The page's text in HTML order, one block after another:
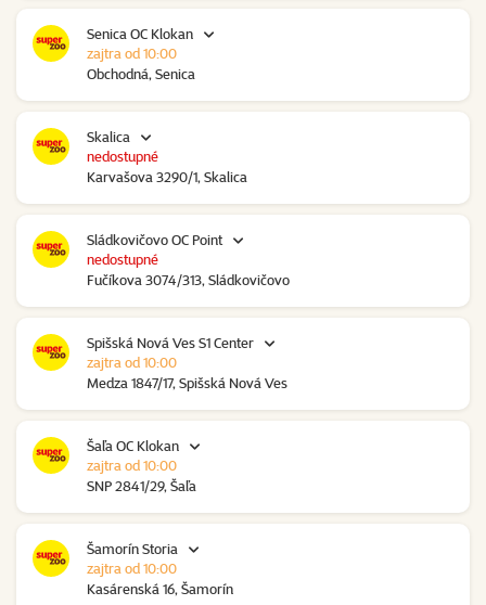
Senica OC Klokan
Obchodná, Senica
zajtra od 10:00
Skalica
Karvašova 3290/1, Skalica
nedostupné
Sládkovičovo OC Point
Fučíkova 3074/313, Sládkovičovo
nedostupné
Spišská Nová Ves S1 Center
Medza 1847/17, Spišská Nová Ves
zajtra od 10:00
Šaľa OC Klokan
SNP 2841/29, Šaľa
zajtra od 10:00
Šamorín Storia
Kasárenská 16, Šamorín
zajtra od 10:00